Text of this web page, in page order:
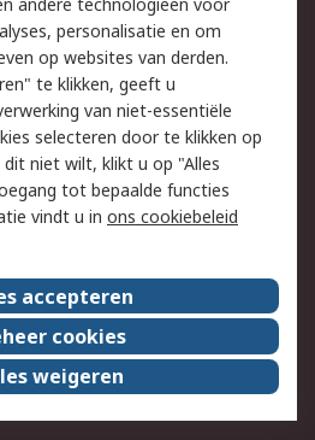
Email veiligheid
Websitevoorwaarden
Over ons
Werken bij RS
personalisatie en om
op websites van derden.
te klikken, geeft u
van niet-essentiële
selecteren door te klikken op
niet wilt, klikt u op "Alles
tot bepaalde functies
vindt u in ons cookiebeleid
accepteren
cookies
weigeren